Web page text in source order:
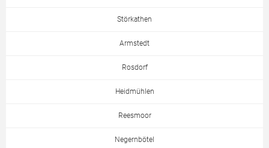
Störkathen
Armstedt
Rosdorf
Heidmühlen
Reesmoor
Negernbötel